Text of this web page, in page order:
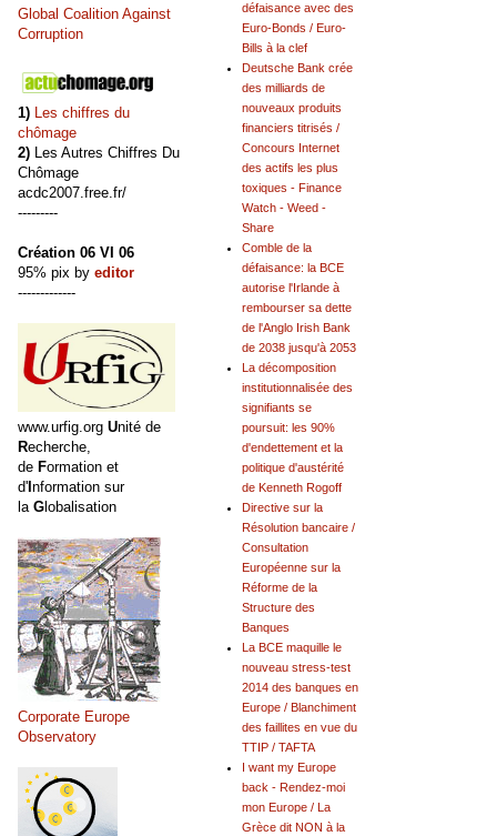
défaisance avec des
Euro-Bonds / Euro-
Bills à la clef
Deutsche Bank crée
des milliards de
nouveaux produits
financiers titrisés /
Concours Internet
des actifs les plus
toxiques - Finance
Watch - Weed -
Share
Comble de la
défaisance: la BCE
autorise l'Irlande à
rembourser sa dette
de l'Anglo Irish Bank
de 2038 jusqu'à 2053
La décomposition
institutionnalisée des
signifiants se
poursuit: les 90%
d'endettement et la
politique d'austérité
de Kenneth Rogoff
Directive sur la
Résolution bancaire /
Consultation
Européenne sur la
Réforme de la
Structure des
Banques
La BCE maquille le
nouveau stress-test
2014 des banques en
Europe / Blanchiment
des faillites en vue du
TTIP / TAFTA
I want my Europe
back - Rendez-moi
mon Europe / La
Grèce dit NON à la
Global Coalition Against
Corruption
1) Les chiffres du
chômage
2) Les Autres Chiffres Du
Chômage
acdc2007.free.fr/
---------
Création 06 VI 06
95% pix by editor
-------------
www.urfig.org Unité de
Recherche,
de Formation et
d'Information sur
la Globalisation
Corporate Europe
Observatory